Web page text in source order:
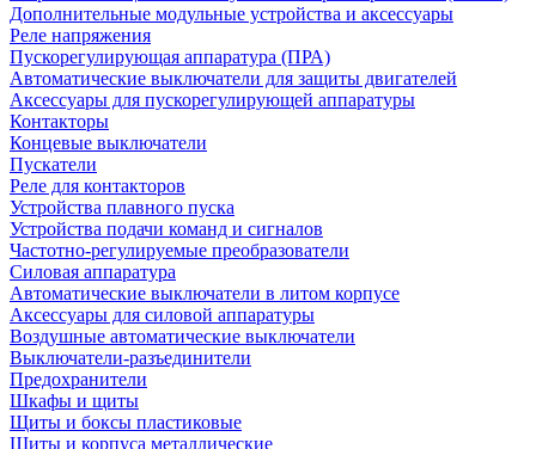
Дополнительные модульные устройства и аксессуары
Реле напряжения
Пускорегулирующая аппаратура (ПРА)
Автоматические выключатели для защиты двигателей
Аксессуары для пускорегулирующей аппаратуры
Контакторы
Концевые выключатели
Пускатели
Реле для контакторов
Устройства плавного пуска
Устройства подачи команд и сигналов
Частотно-регулируемые преобразователи
Силовая аппаратура
Автоматические выключатели в литом корпусе
Аксессуары для силовой аппаратуры
Воздушные автоматические выключатели
Выключатели-разъединители
Предохранители
Шкафы и щиты
Щиты и боксы пластиковые
Щиты и корпуса металлические